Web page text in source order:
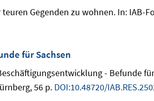
Gegenden zu wohnen. In: IAB-
für Sachsen
- Befunde
56 p. DOI:10.48720/